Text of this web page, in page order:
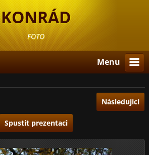
KONRÁD
FOTO
Menu
Následující
Spustit prezentaci